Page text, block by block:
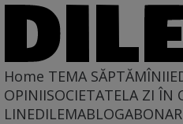
Home TEMA SĂPTĂMÎNII
OPINIISOCIETATELA ZI ÎN
LINEDILEMABLOG